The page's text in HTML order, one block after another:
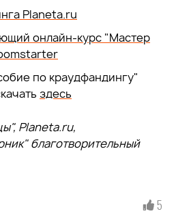
Planeta.ru
онлайн-курс "Мастер
по краудфандингу"
здесь
", Planeta.ru,
благотворительный
5